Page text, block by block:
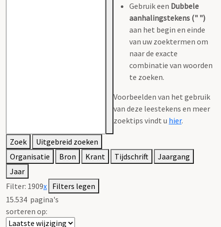
Gebruik een Dubbele
aanhalingstekens (" ")
aan het begin en einde
van uw zoektermen om
naar de exacte
combinatie van woorden
te zoeken.
Voorbeelden van het gebruik
van deze leestekens en meer
zoektips vindt u hier.
Zoek
Uitgebreid zoeken
Organisatie
Bron Krant Tijdschrift
Jaargang
Jaar
Filter: 1909x Filters legen
15.534 pagina's
sorteren op: